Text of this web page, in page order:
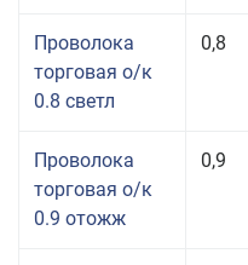
Проволока
торговая о/к
0.8 светл
0,8
Проволока
торговая о/к
0.9 отожж
0,9